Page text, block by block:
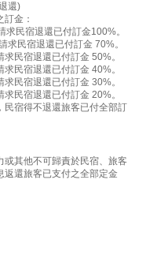
還)
金：
民宿退還已付訂金100%。
求民宿退還已付訂金 70%。
民宿退還已付訂金 50%。
民宿退還已付訂金 40%。
民宿退還已付訂金 30%。
民宿退還已付訂金 20%。
民宿得不退還旅客已付全部訂
或其他不可歸責於民宿、旅客
還旅客已支付之全部定金